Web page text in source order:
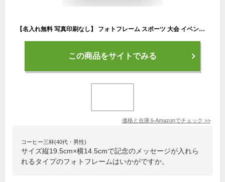
【名入れ無料 写真印刷なし】 フォトフレーム スポーツ 大会 イベント 表彰 記念品 優勝記念 卒業記念 部活 スポ少 記念写真 写真立て フォトスタンド アクリル ギフト プレゼント 誕生日 贈答品 記念日 お祝い オリジナル 野球 サッカー バスケ 陸上 バレー テニス レーザー
この商品をサイトでみる
価格と在庫をAmazonでチェック >>
コーヒー三杯(40代・男性)
サイズ縦19.5cm×横14.5cmで記念のメッセージが入れら
れるタイプのフォトフレームはいかがですか。